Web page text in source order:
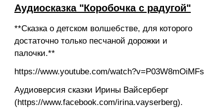
Аудиосказка "Коробочка с радугой"
**Сказка о детском волшебстве, для которого
достаточно только песчаной дорожки и
палочки.**
https://www.youtube.com/watch?v=P03W8mOiMFs
Аудиоверсия сказки Ирины Вайсерберг
(https://www.facebook.com/irina.vayserberg).